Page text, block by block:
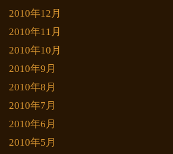
2010年12月
2010年11月
2010年10月
2010年9月
2010年8月
2010年7月
2010年6月
2010年5月